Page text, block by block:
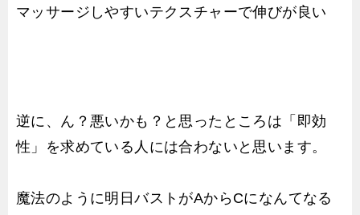
マッサージしやすいテクスチャーで伸びが良い
逆に、ん？悪いかも？と思ったところは「即効
性」を求めている人には合わないと思います。
魔法のように明日バストがAからCになんてなる